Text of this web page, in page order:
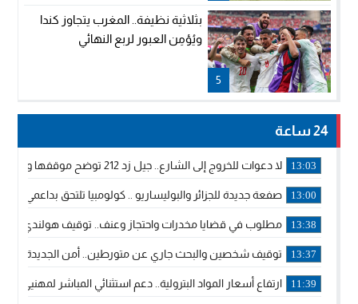
5
بثلاثية نظيفة.. المغرب يتجاوز كندا
ويُؤمِن العبور لربع النهائي
24 ساعة
13:03 لا دعوات للخروج إلى الشارع.. جيل زد 212 توضح موقفها وتؤكد أن المنشورات المنسوبة إليها لا تمثل موقفها الرسمي.
13:00 صفعة جديدة للجزائر والبوليساريو .. كولومبيا تلتحق بداعمي
13:38 مطلوب في قضايا مخدرات واحتجاز وعنف.. توقيف هولندي
13:37 توقيف شخصين والبحث جاري عن متورطين.. أمن الجديدة يفك
11:39 ارتفاع أسعار المواد البترولية.. دعم استثنائي المباشر لمهنيي